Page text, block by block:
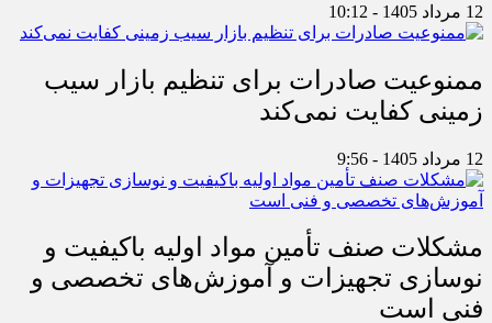
12 مرداد 1405 - 10:12
ممنوعیت صادرات برای تنظیم بازار سیب
زمینی کفایت نمی‌کند
12 مرداد 1405 - 9:56
مشکلات صنف تأمین مواد اولیه باکیفیت و
نوسازی تجهیزات و آموزش‌های تخصصی و
فنی است